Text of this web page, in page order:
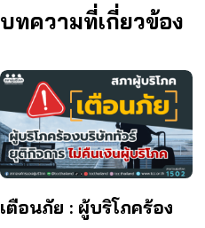
บทความที่เกี่ยวข้อง
เตือนภัย : ผู้บริโภคร้อง